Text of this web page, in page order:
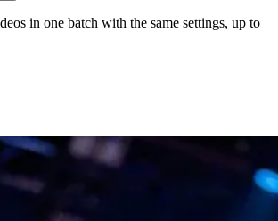
in one batch with the same settings, up to